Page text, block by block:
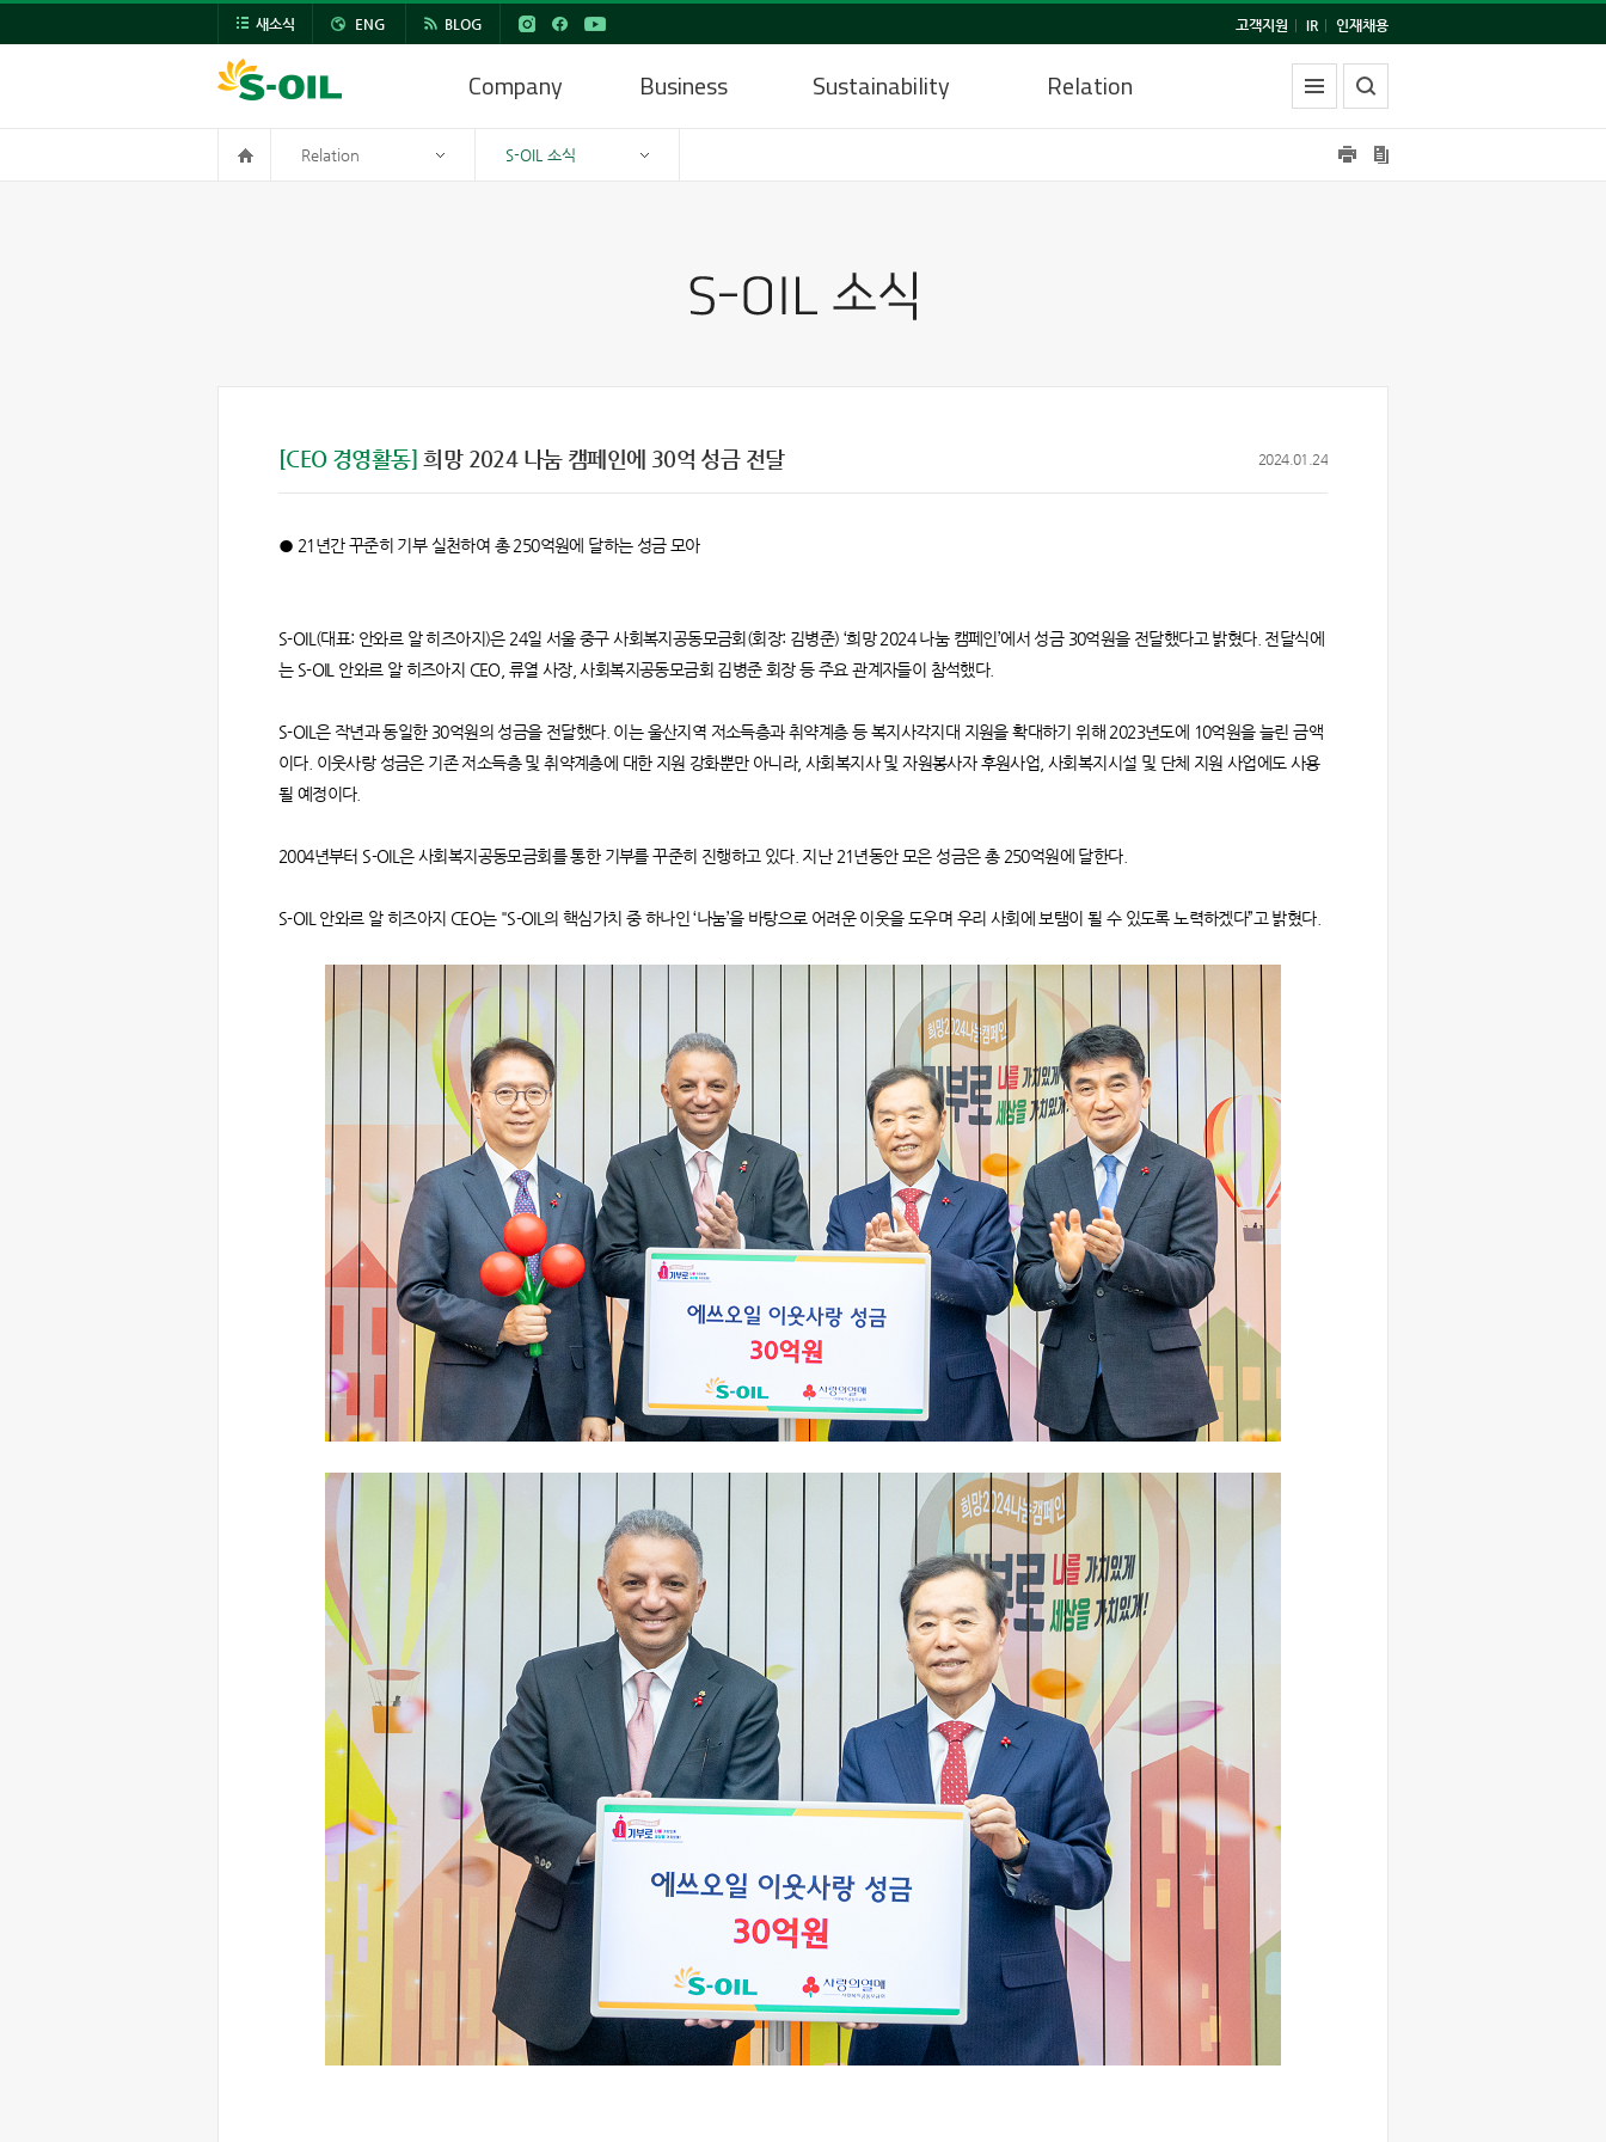
새소식 ENG BLOG 고객지원 IR 인재채용
Company Business Sustainability Relation
Relation S-OIL 소식
[CEO 경영활동] 희망 2024 나눔 캠페인에 30억 성금 전달 2024.01.24
● 21년간 꾸준히 기부 실천하여 총 250억원에 달하는 성금 모아
S-OIL(대표: 안와르 알 히즈아지)은 24일 서울 중구 사회복지공동모금회(회장: 김병준) ‘희망 2024 나눔 캠페인’에서 성금 30억원을 전달했다고 밝혔다. 전달식에
는 S-OIL 안와르 알 히즈아지 CEO, 류열 사장, 사회복지공동모금회 김병준 회장 등 주요 관계자들이 참석했다.
S-OIL은 작년과 동일한 30억원의 성금을 전달했다. 이는 울산지역 저소득층과 취약계층 등 복지사각지대 지원을 확대하기 위해 2023년도에 10억원을 늘린 금액
이다. 이웃사랑 성금은 기존 저소득층 및 취약계층에 대한 지원 강화뿐만 아니라, 사회복지사 및 자원봉사자 후원사업, 사회복지시설 및 단체 지원 사업에도 사용
될 예정이다.
2004년부터 S-OIL은 사회복지공동모금회를 통한 기부를 꾸준히 진행하고 있다. 지난 21년동안 모은 성금은 총 250억원에 달한다.
S-OIL 안와르 알 히즈아지 CEO는 "S-OIL의 핵심가치 중 하나인 ‘나눔’을 바탕으로 어려운 이웃을 도우며 우리 사회에 보탬이 될 수 있도록 노력하겠다”고 밝혔다.